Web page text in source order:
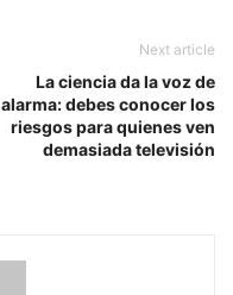
Next article
La ciencia da la voz de
alarma: debes conocer los
riesgos para quienes ven
demasiada televisión